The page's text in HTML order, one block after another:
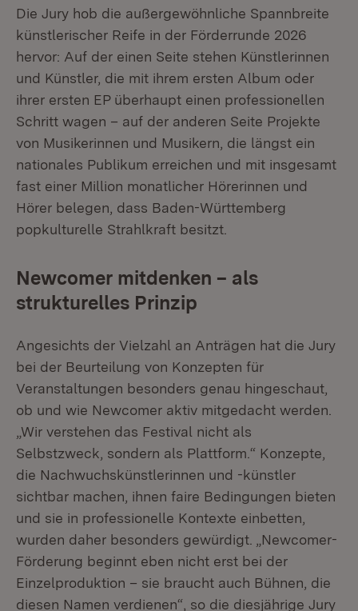
Die Jury hob die außergewöhnliche Spannbreite
künstlerischer Reife in der Förderrunde 2026
hervor: Auf der einen Seite stehen Künstlerinnen
und Künstler, die mit ihrem ersten Album oder
ihrer ersten EP überhaupt einen professionellen
Schritt wagen – auf der anderen Seite Projekte
von Musikerinnen und Musikern, die längst ein
nationales Publikum erreichen und mit insgesamt
fast einer Million monatlicher Hörerinnen und
Hörer belegen, dass Baden-Württemberg
popkulturelle Strahlkraft besitzt.
Newcomer mitdenken – als
strukturelles Prinzip
Angesichts der Vielzahl an Anträgen hat die Jury
bei der Beurteilung von Konzepten für
Veranstaltungen besonders genau hingeschaut,
ob und wie Newcomer aktiv mitgedacht werden.
„Wir verstehen das Festival nicht als
Selbstzweck, sondern als Plattform.“ Konzepte,
die Nachwuchskünstlerinnen und -künstler
sichtbar machen, ihnen faire Bedingungen bieten
und sie in professionelle Kontexte einbetten,
wurden daher besonders gewürdigt. „Newcomer-
Förderung beginnt eben nicht erst bei der
Einzelproduktion – sie braucht auch Bühnen, die
diesen Namen verdienen“, so die diesjährige Jury